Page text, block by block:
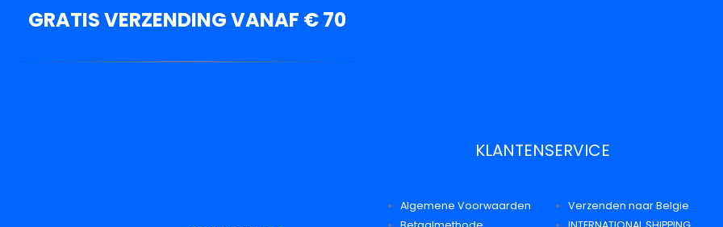
GRATIS VERZENDING VANAF € 70
KLANTENSERVICE
Algemene Voorwaarden
Verzenden naar Belgie